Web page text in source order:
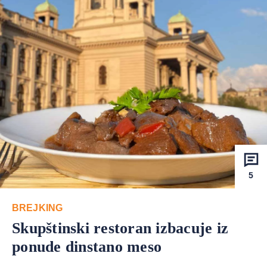
5
BREJKING
Skupštinski restoran izbacuje iz
ponude dinstano meso